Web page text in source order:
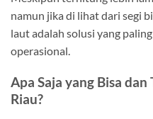
namun jika di lihat dari segi
laut adalah solusi yang
operasional.
Apa Saja yang Bisa
Riau?